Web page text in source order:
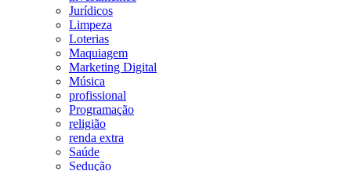
Jurídicos
Limpeza
Loterias
Maquiagem
Marketing Digital
Música
profissional
Programação
religião
renda extra
Saúde
Sedução